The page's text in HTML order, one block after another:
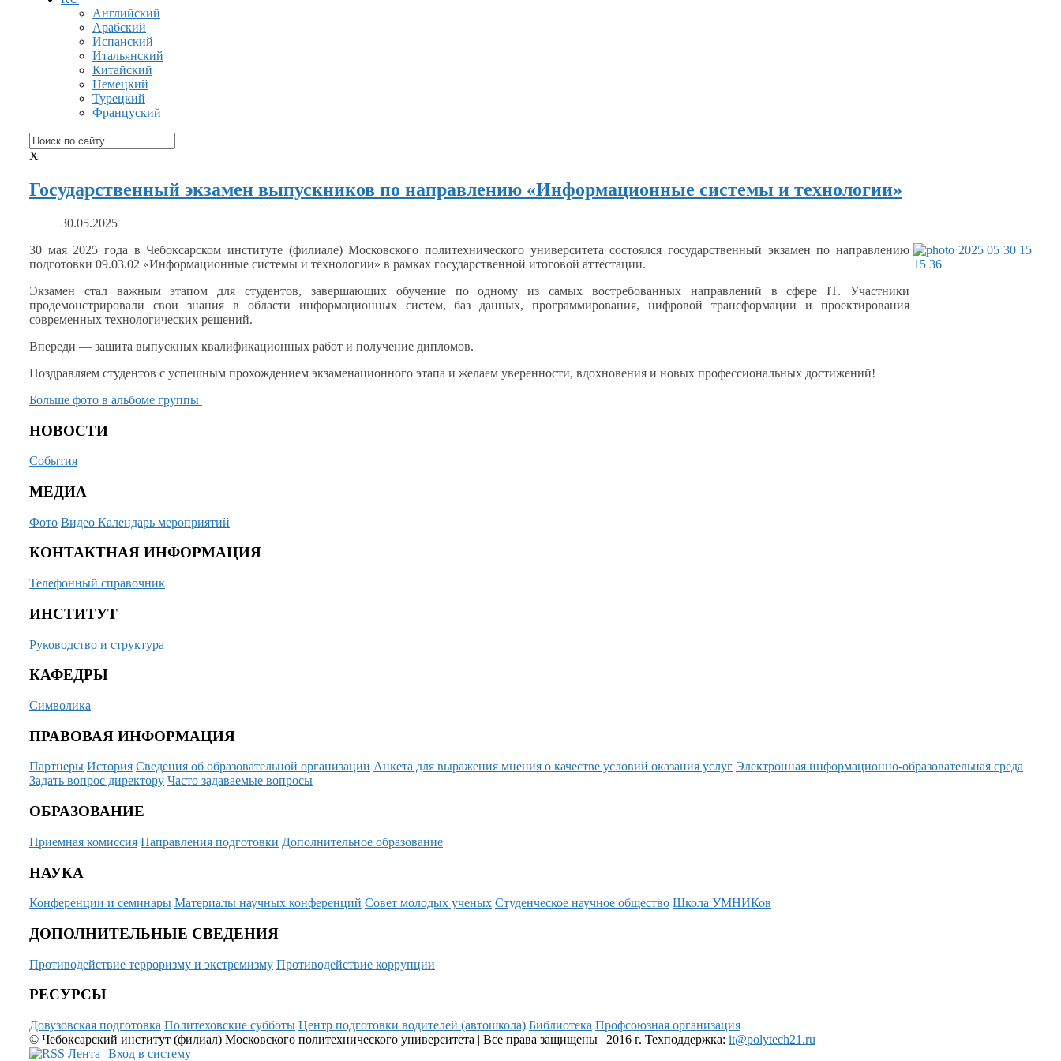
Английский
Арабский
Испанский
Итальянский
Китайский
Немецкий
Турецкий
Француский
X
Государственный экзамен выпускников по направлению «Информационные системы и технологии»
30.05.2025
30 мая 2025 года в Чебоксарском институте (филиале) Московского политехнического университета состоялся государственный экзамен по направлению
подготовки 09.03.02 «Информационные системы и технологии» в рамках государственной итоговой аттестации.
Экзамен стал важным этапом для студентов, завершающих обучение по одномуиз самых востребованных направлений в сфере IT. Участники
продемонстрировали свои знания в области информационных систем, баз данных, программирования, цифровой трансформациии проектирования
современных технологических решений.
Впереди — защита выпускных квалификационных работ и получение дипломов.
Поздравляем студентов с успешным прохождением экзаменационного этапа и желаем уверенности, вдохновения и новых профессиональных достижений!
Больше фото в альбоме группы
НОВОСТИ
События
МЕДИА
Фото Видео Календарь мероприятий
КОНТАКТНАЯ ИНФОРМАЦИЯ
Телефонный справочник
ИНСТИТУТ
Руководство и структура
КАФЕДРЫ
Символика
ПРАВОВАЯ ИНФОРМАЦИЯ
Партнеры История Сведения об образовательной организации Анкета для выражения мнения о качестве условий оказания услуг Электронная информационно-образовательная среда
Задать вопрос директору Часто задаваемые вопросы
ОБРАЗОВАНИЕ
Приемная комиссия Направления подготовки Дополнительное образование
НАУКА
Конференции и семинары Материалы научных конференций Совет молодых ученых Студенческое научное общество Школа УМНИКов
ДОПОЛНИТЕЛЬНЫЕ СВЕДЕНИЯ
Противодействие терроризму и экстремизму Противодействие коррупции
РЕСУРСЫ
Довузовская подготовка Политеховские субботы Центр подготовки водителей (автошкола) Библиотека Профсоюзная организация
© Чебоксарский институт (филиал) Московского политехнического университета | Все права защищены | 2016 г. Техподдержка: it@polytech21.ru
Вход в систему